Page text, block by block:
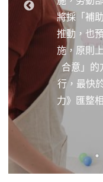
將採「補
推動，也
施，原則
合意」的
行，最快
力》匯整